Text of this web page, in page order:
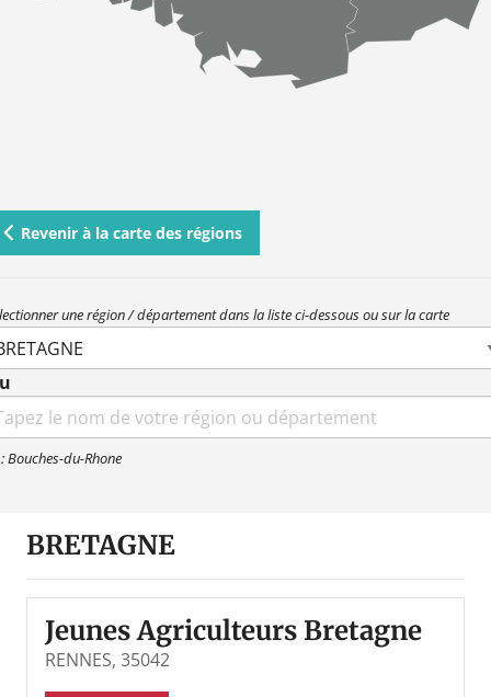
Revenir à la carte des régions
une région / département dans la liste ci-dessous ou sur la carte
Bouches-du-Rhone
BRETAGNE
Jeunes Agriculteurs Bretagne
RENNES, 35042